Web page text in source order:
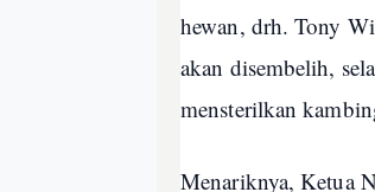
hewan, drh. Tony
akan disembelih,
mensterilkan
Menariknya, Ketua